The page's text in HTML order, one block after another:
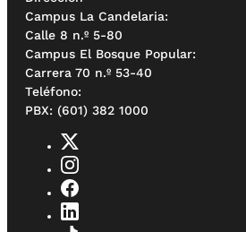
Campus La Candelaria:
Calle 8 n.º 5-80
Campus El Bosque Popular:
Carrera 70 n.º 53-40
Teléfono:
PBX: (601) 382 1000